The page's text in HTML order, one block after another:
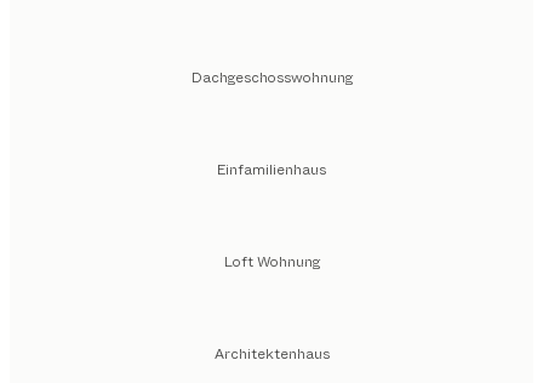
Dachgeschosswohnung
Einfamilienhaus
Loft Wohnung
Architektenhaus